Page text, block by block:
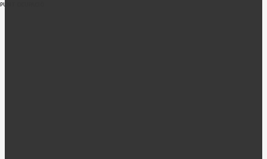
PUNT OCUPACIÓ